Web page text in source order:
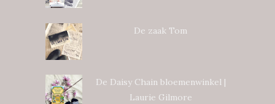
De zaak Tom
De Daisy Chain bloemenwinkel |
Laurie Gilmore